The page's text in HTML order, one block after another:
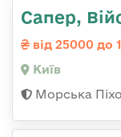
Сапер,
від 25000 до
Київ
Морська